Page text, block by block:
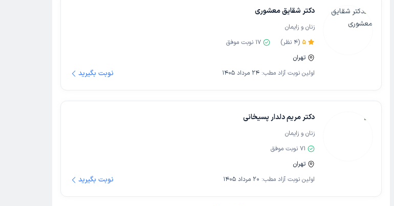
دکتر شقایق معشوری
زنان و زایمان
5
(
4 نظر) 17 نوبت موفق
تهران
اولین نوبت آزاد مطب: 24 مرداد 1405 نوبت بگیرید
دکتر مریم دلدار پسیخانی
زنان و زایمان
71 نوبت موفق
تهران
اولین نوبت آزاد مطب: 20 مرداد 1405 نوبت بگیرید